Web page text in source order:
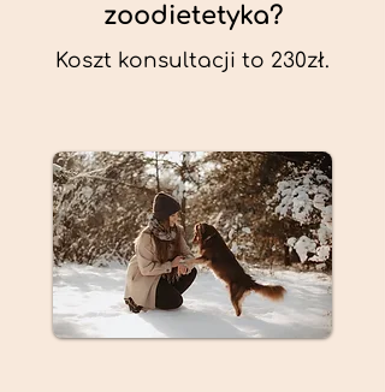
zoodietetyka?
Koszt konsultacji to 230zł.